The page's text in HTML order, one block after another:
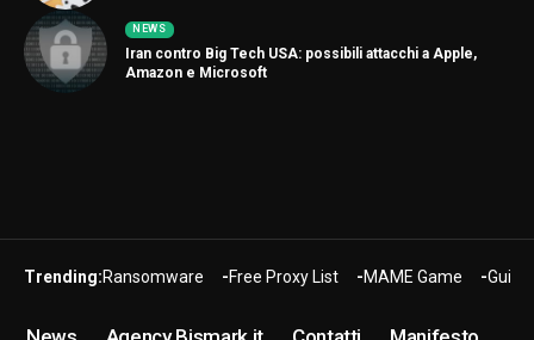
NEWS
Iran contro Big Tech USA: possibili attacchi a Apple,
Amazon e Microsoft
Trending:Ransomware Free Proxy List MAME Game Guide